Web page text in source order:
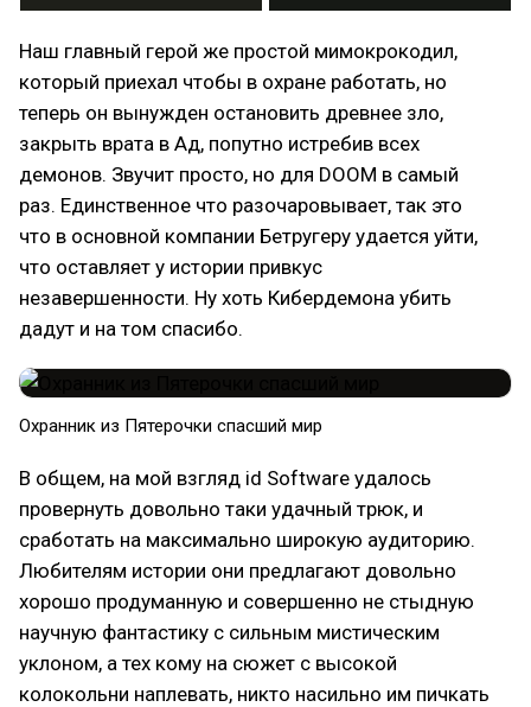
Наш главный герой же простой мимокрокодил,
который приехал чтобы в охране работать, но
теперь он вынужден остановить древнее зло,
закрыть врата в Ад, попутно истребив всех
демонов. Звучит просто, но для DOOM в самый
раз. Единственное что разочаровывает, так это
что в основной компании Бетругеру удается уйти,
что оставляет у истории привкус
незавершенности. Ну хоть Кибердемона убить
дадут и на том спасибо.
Охранник из Пятерочки спасший мир
В общем, на мой взгляд id Software удалось
провернуть довольно таки удачный трюк, и
сработать на максимально широкую аудиторию.
Любителям истории они предлагают довольно
хорошо продуманную и совершенно не стыдную
научную фантастику с сильным мистическим
уклоном, а тех кому на сюжет с высокой
колокольни наплевать, никто насильно им пичкать